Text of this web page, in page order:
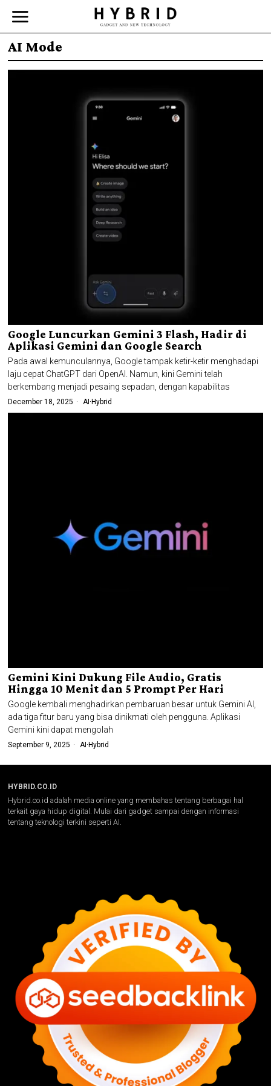
AI Mode
Google Luncurkan Gemini 3 Flash, Hadir di
Aplikasi Gemini dan Google Search
Pada awal kemunculannya, Google tampak ketir-ketir menghadapi
laju cepat ChatGPT dari OpenAI. Namun, kini Gemini telah
berkembang menjadi pesaing sepadan, dengan kapabilitas
December 18, 2025 AI · Hybrid
Gemini Kini Dukung File Audio, Gratis
Hingga 10 Menit dan 5 Prompt Per Hari
Google kembali menghadirkan pembaruan besar untuk Gemini AI,
ada tiga fitur baru yang bisa dinikmati oleh pengguna. Aplikasi
Gemini kini dapat mengolah
September 9, 2025 AI · Hybrid
HYBRID.CO.ID
Hybrid.co.id adalah media online yang membahas tentang berbagai hal
terkait gaya hidup digital. Mulai dari gadget sampai dengan informasi
tentang teknologi terkini seperti AI.